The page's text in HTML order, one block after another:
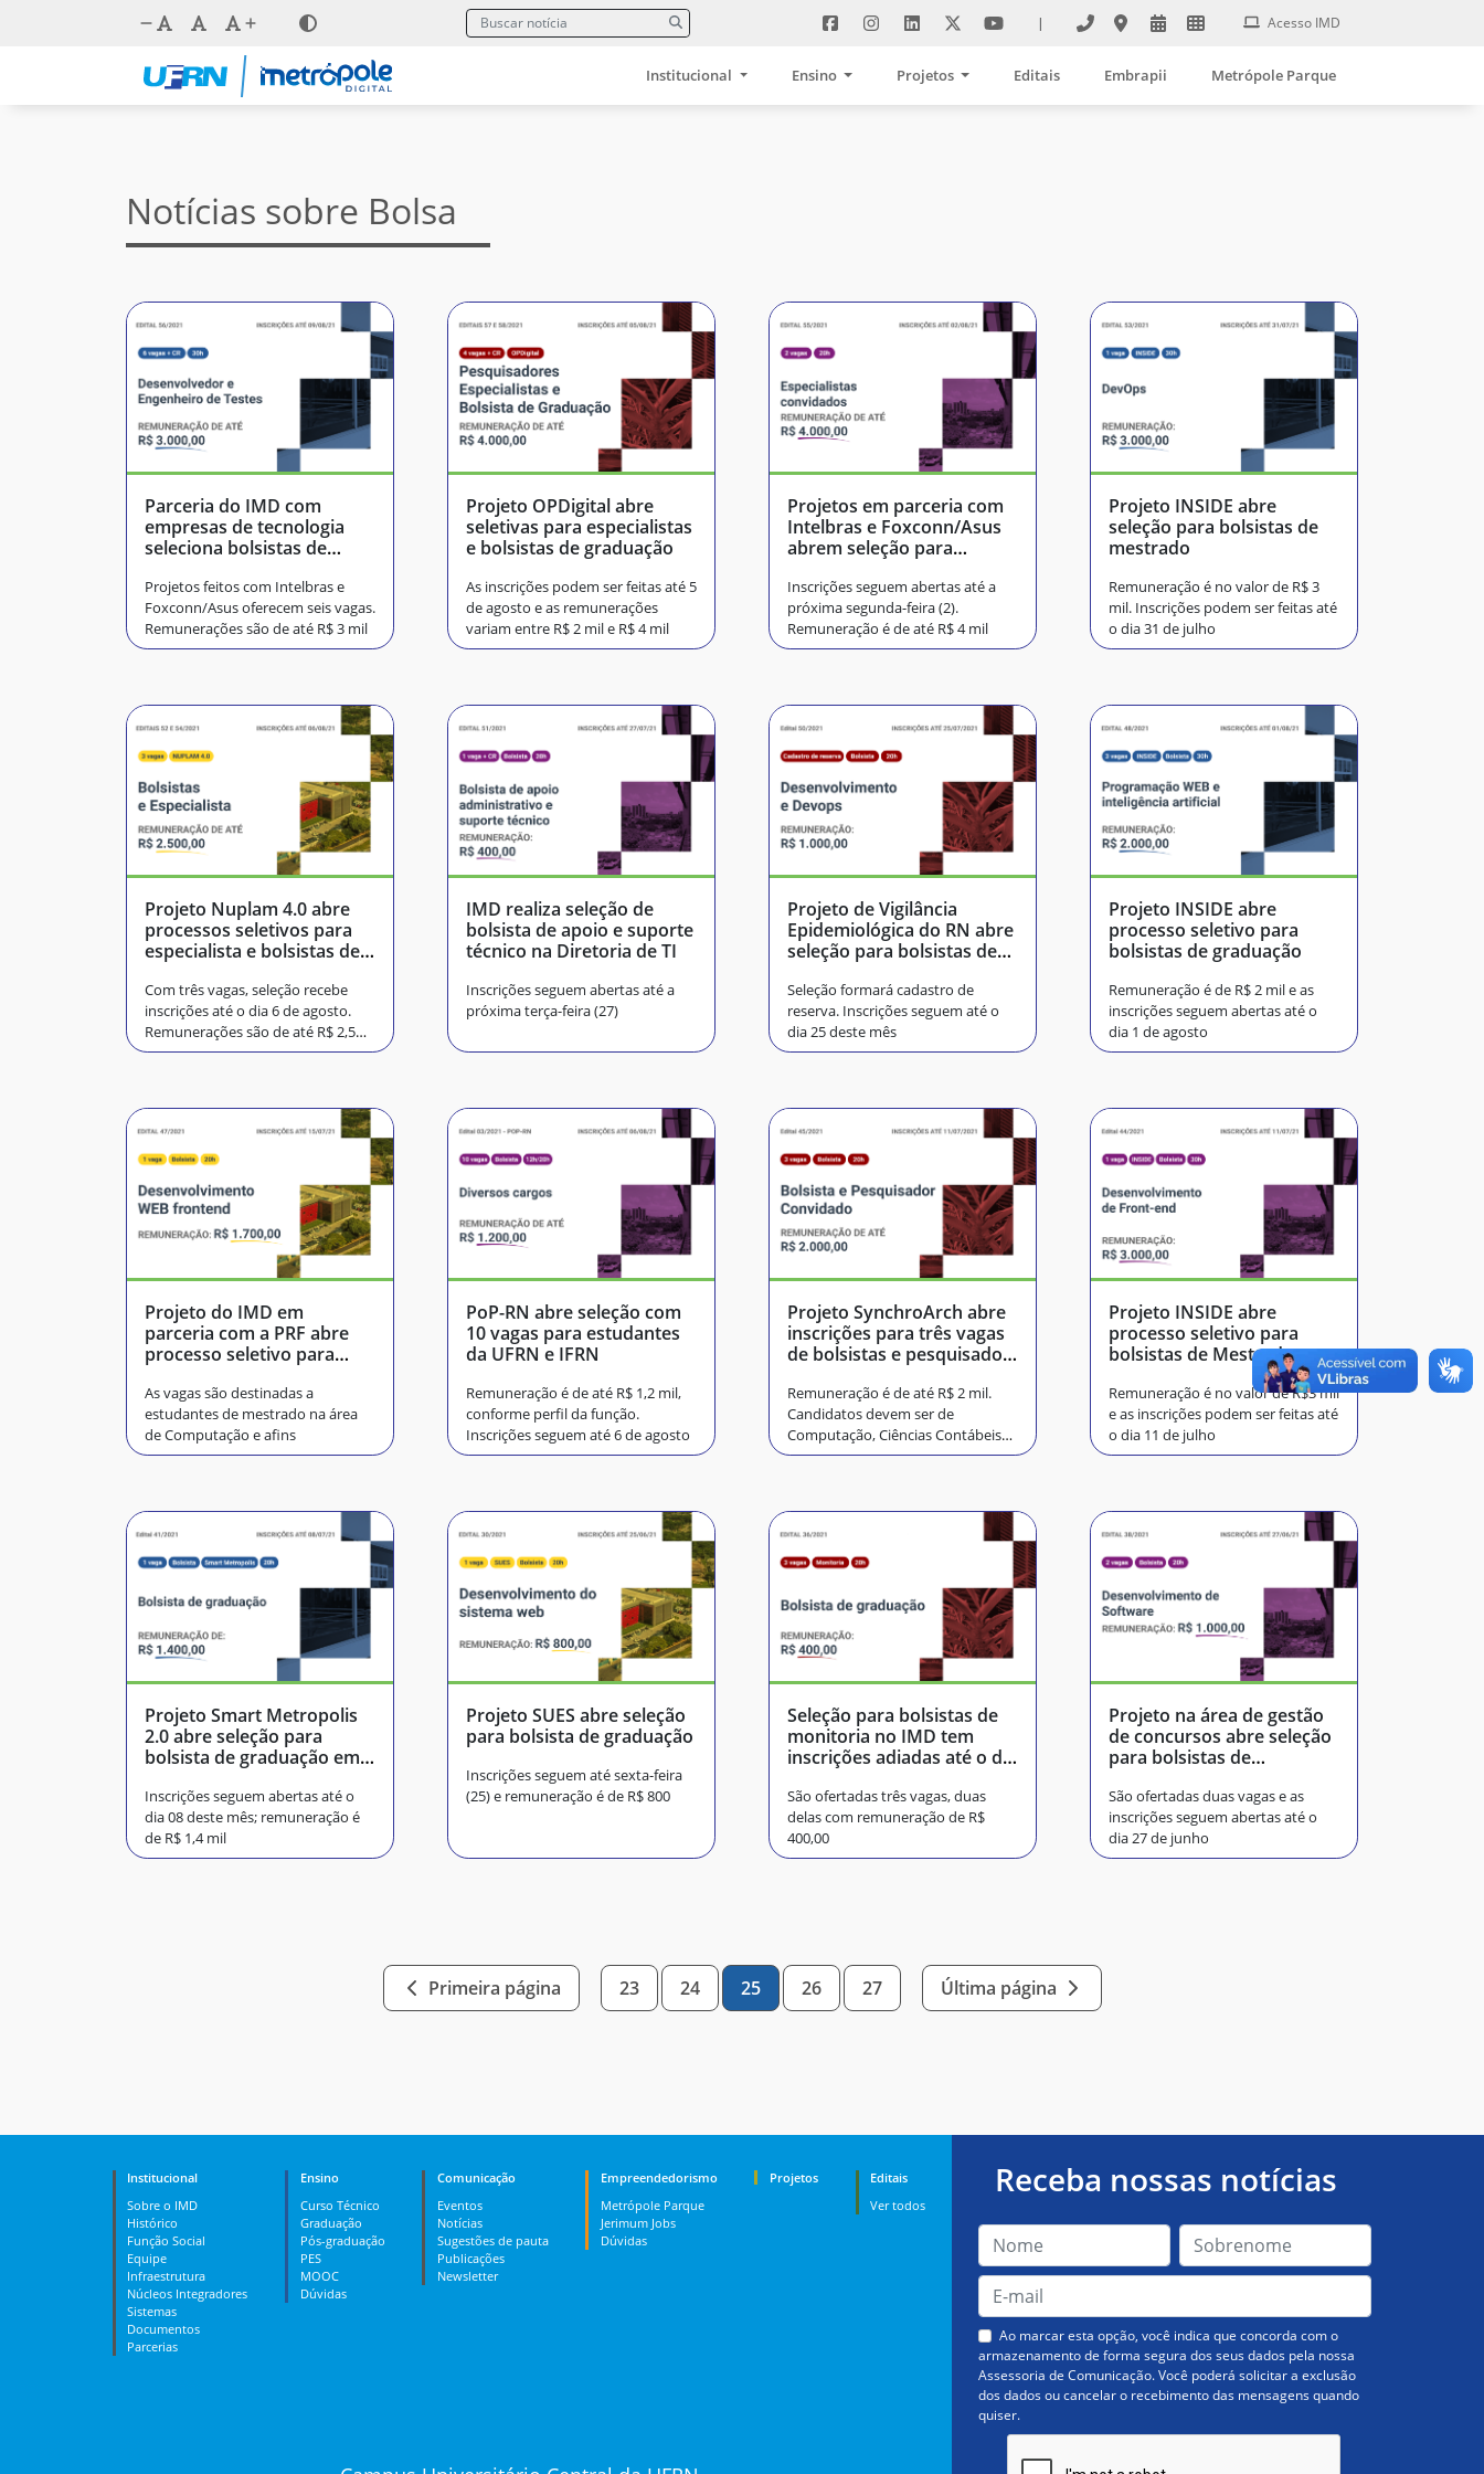
| Acesso IMD
Institucional Ensino Projetos Editais Embrapii Metrópole Parque
Notícias sobre Bolsa
Parceria do IMD com
empresas de tecnologia
seleciona bolsistas de
graduação
Projetos feitos com Intelbras e
Foxconn/Asus oferecem seis vagas.
Remunerações são de até R$ 3 mil
Projeto OPDigital abre
seletivas para especialistas
e bolsistas de graduação
As inscrições podem ser feitas até 5
de agosto e as remunerações
variam entre R$ 2 mil e R$ 4 mil
Projetos em parceria com
Intelbras e Foxconn/Asus
abrem seleção para
Inscrições seguem abertas até a
próxima segunda-feira (2).
Remuneração é de até R$ 4 mil
Projeto INSIDE abre
seleção para bolsistas de
mestrado
Remuneração é no valor de R$ 3
mil. Inscrições podem ser feitas até
o dia 31 de julho
Projeto Nuplam 4.0 abre
processos seletivos para
especialista e bolsistas de
Com três vagas, seleção recebe
inscrições até o dia 6 de agosto.
Remunerações são de até R$ 2,5
mil
IMD realiza seleção de
bolsista de apoio e suporte
técnico na Diretoria de TI
Inscrições seguem abertas até a
próxima terça-feira (27)
Projeto de Vigilância
Epidemiológica do RN abre
seleção para bolsistas de
Seleção formará cadastro de
reserva. Inscrições seguem até o
dia 25 deste mês
Projeto INSIDE abre
processo seletivo para
bolsistas de graduação
Remuneração é de R$ 2 mil e as
inscrições seguem abertas até o
dia 1 de agosto
Projeto do IMD em
parceria com a PRF abre
processo seletivo para
As vagas são destinadas a
estudantes de mestrado na área
de Computação e afins
PoP-RN abre seleção com
10 vagas para estudantes
da UFRN e IFRN
Remuneração é de até R$ 1,2 mil,
conforme perfil da função.
Inscrições seguem até 6 de agosto
Projeto SynchroArch abre
inscrições para três vagas
de bolsistas e pesquisador
Remuneração é de até R$ 2 mil.
Candidatos devem ser de
Computação, Ciências Contábeis
ou áreas afins
Projeto INSIDE abre
processo seletivo para
bolsistas de Mestrado
Remuneração é no valor de R$3 mil
e as inscrições podem ser feitas até
o dia 11 de julho
Projeto Smart Metropolis
2.0 abre seleção para
bolsista de graduação em
Inscrições seguem abertas até o
dia 08 deste mês; remuneração é
de R$ 1,4 mil
Projeto SUES abre seleção
para bolsista de graduação
Inscrições seguem até sexta-feira
(25) e remuneração é de R$ 800
Seleção para bolsistas de
monitoria no IMD tem
inscrições adiadas até o dia
São ofertadas três vagas, duas
delas com remuneração de R$
400,00
Projeto na área de gestão
de concursos abre seleção
para bolsistas de
São ofertadas duas vagas e as
inscrições seguem abertas até o
dia 27 de junho
Primeira página 23 24 25 26 27 Última página
Institucional
Sobre o IMD
Histórico
Função Social
Equipe
Infraestrutura
Núcleos Integradores
Sistemas
Documentos
Parcerias
Ensino
Curso Técnico
Graduação
Pós-graduação
PES
MOOC
Dúvidas
Comunicação
Eventos
Notícias
Sugestões de pauta
Publicações
Newsletter
Empreendedorismo
Metrópole Parque
Jerimum Jobs
Dúvidas
Projetos
Editais
Ver todos
Receba nossas notícias
Ao marcar esta opção, você indica que concorda com o
armazenamento de forma segura dos seus dados pela nossa
Assessoria de Comunicação. Você poderá solicitar a exclusão
dos dados ou cancelar o recebimento das mensagens quando
quiser.